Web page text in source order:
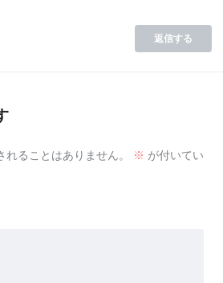
返信する
ることはありません。 ※ が付いてい